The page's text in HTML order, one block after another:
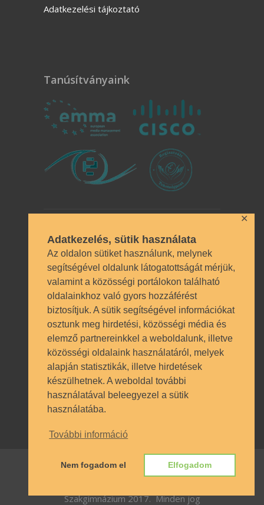
Adatkezelés, sütik használata
Az oldalon sütiket használunk, melynek
segítségével oldalunk látogatottságát mérjük,
valamint a közösségi portálokon található
oldalainkhoz való gyors hozzáférést
biztosítjuk. A sütik segítségével információkat
osztunk meg hirdetési, közösségi média és
elemző partnereinkkel a weboldalunk, illetve
közösségi oldalaink használatáról, melyek
alapján statisztikák, illetve hirdetések
készülhetnek. A weboldal további
használatával beleegyezel a sütik
használatába.
További információ
Nem fogadom el Elfogadom
✕
Adatkezelési tájkoztató
Tanúsítványaink
Technikai azonosítók
OM azonosító 035490 | Működési
engedély BP/1009/03987/2023.
Nyilvántartásba vételi szám TSzI034
Szakgimnázium 2017. Minden jog